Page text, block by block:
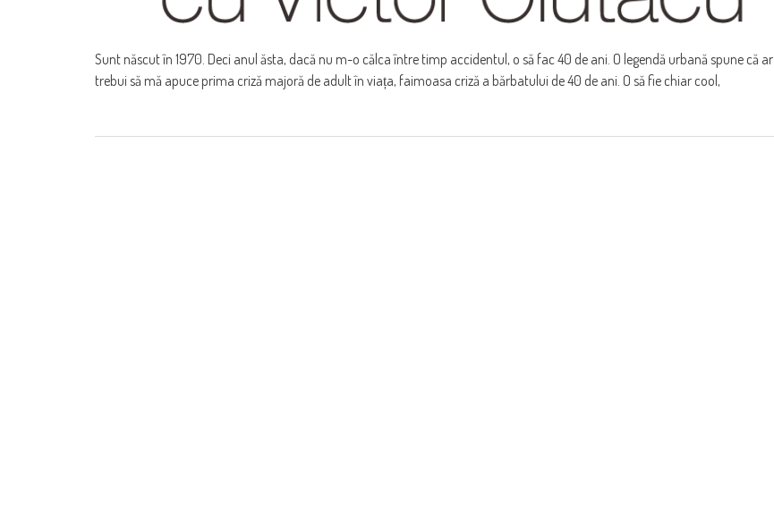
Sunt născut în 1970. Deci anul ăsta, dacă nu m-o călca între timp accidentul, o să fac 40 de ani. O legendă urbană spune că ar
trebui să mă apuce prima criză majoră de adult în viața, faimoasa criză a bărbatului de 40 de ani. O să fie chiar cool,